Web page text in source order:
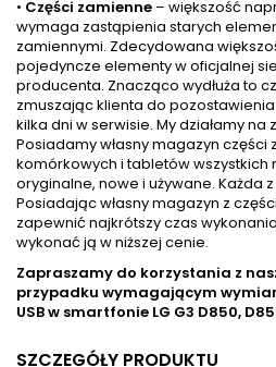
• Części zamienne – większość
wymaga zastąpienia starych
zamiennymi. Zdecydowana
pojedyncze elementy w oficjalnej
producenta. Znacząco wydłuża to
zmuszając klienta do
kilka dni w serwisie. My działamy na
Posiadamy własny magazyn
komórkowych i tabletów wszystkich
oryginalne, nowe i używane. Każda
Posiadając własny magazyn z
zapewnić najkrótszy czas
wykonać ją w niższej cenie.
Zapraszamy do korzystania z
przypadku wymagającym
USB w smartfonie LG G3 D850,
SZCZEGÓŁY PRODUKTU